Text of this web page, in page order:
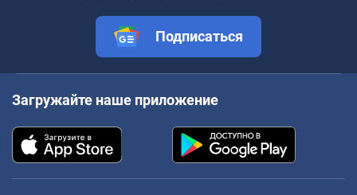
Подписаться
Загружайте наше приложение